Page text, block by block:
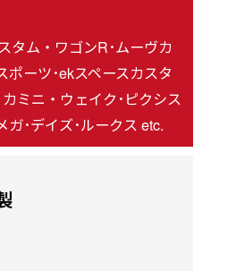
タム・ワゴンR･ムーヴカ
ポーツ･ekスペースカスタ
ミニ・ウェイク･ピクシス
ガ･デイズ･ルークス etc.